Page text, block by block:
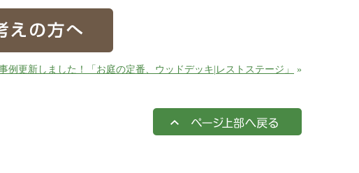
例更新しました！「お庭の定番、ウッドデッキ|レストステージ」 »